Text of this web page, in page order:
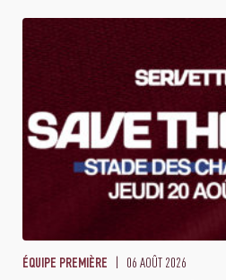
ÉQUIPE PREMIÈRE 06 AOÛT 2026